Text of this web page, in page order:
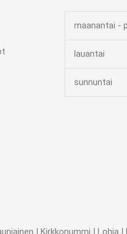
maanantai -
lauantai
sunnuntai
| Kirkkonummi | Lohja